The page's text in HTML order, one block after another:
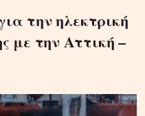
την ηλεκτρική
με την Αττική –